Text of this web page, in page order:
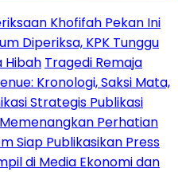
Khofifah Pekan Ini
Diperiksa, KPK Tunggu
Hibah Tragedi Remaja
Kronologi, Saksi Mata,
Strategis Publikasi
Memenangkan Perhatian
Siap Publikasikan Press
di Media Ekonomi dan